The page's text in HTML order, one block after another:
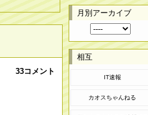
33コメント
月別アーカイブ
相互
IT速報
カオスちゃんねる